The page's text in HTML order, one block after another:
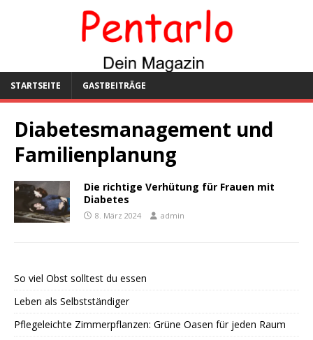
STARTSEITE GASTBEITRÄGE
Diabetesmanagement und
Familienplanung
Die richtige Verhütung für Frauen mit
Diabetes
8. März 2024 admin
So viel Obst solltest du essen
Leben als Selbstständiger
Pflegeleichte Zimmerpflanzen: Grüne Oasen für jeden Raum